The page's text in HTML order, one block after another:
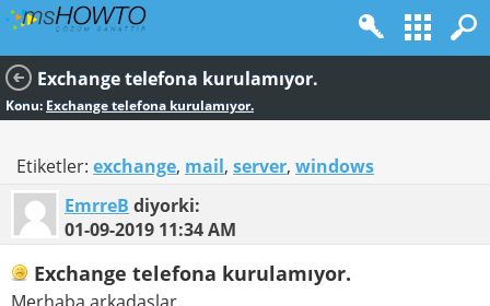
Exchange telefona kurulamıyor.
Konu: Exchange telefona kurulamıyor.
Etiketler: exchange, mail, server, windows
EmrreB diyorki:
01-09-2019 11:34 AM
Exchange telefona kurulamıyor.